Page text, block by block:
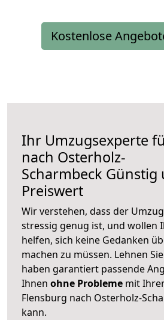
Kostenlose
Ihr Umzugsexperte
nach Osterholz-
Scharmbeck Günstig
Preiswert
Wir verstehen, dass der
stressig genug ist, und wollen
helfen, sich keine Gedanken
machen zu müssen. Lehnen
haben garantiert passende
Ihnen ohne Probleme mit
Flensburg nach Osterholz-
kann.